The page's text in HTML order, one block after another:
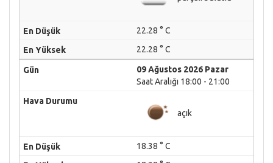
22.28 ° C
22.28 ° C
09 Ağustos 2026 Pazar
Saat Aralığı 18:00 - 21:00
açık
18.38 ° C